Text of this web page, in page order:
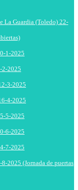
La Guardia (Toledo) 22-
1-2025
2-2025
3-2025
4-2025
5-2025
6-2025
7-2025
2025 (Jornada de puertas